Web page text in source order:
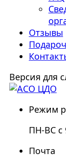
Отзывы
Версия для
Режим
ПН-ВС с
Почта